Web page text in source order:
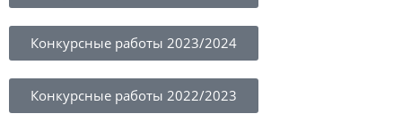
Конкурсные работы 2023/2024
Конкурсные работы 2022/2023